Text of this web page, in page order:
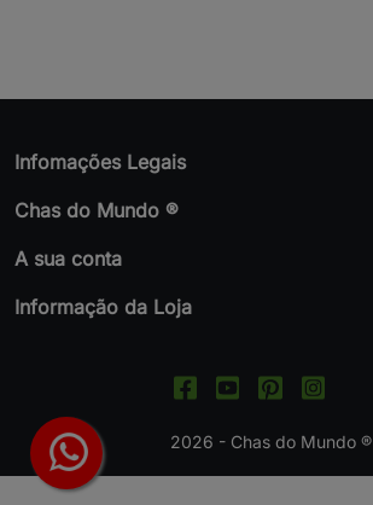
Infomações Legais
Chas do Mundo ®
A sua conta
Informação da Loja
2026 - Chas do Mundo ®